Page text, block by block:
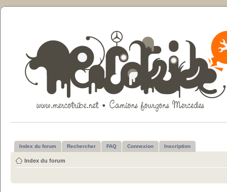
Index du forum Rechercher FAQ Connexion Inscription
Index du forum